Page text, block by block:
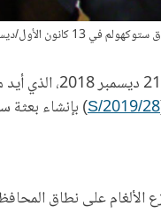
ديسمبر 2018.
الصادر في 21
S/2019/28) بإنشاء
الألغام على نطاق